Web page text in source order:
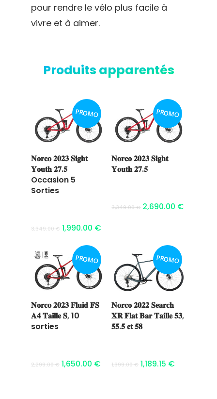
pour rendre le vélo plus facile à
vivre et à aimer.
Produits apparentés
PROMO
Ajouter au
panier
𝐍𝐨𝐫𝐜𝐨 𝟐𝟎𝟐𝟑 𝐒𝐢𝐠𝐡𝐭
𝐘𝐨𝐮𝐭𝐡 𝟐𝟕.𝟓
Occasion 5
Sorties
3,349.00€ 1,990.00 €
PROMO
Ajouter au
𝐍𝐨𝐫𝐜𝐨 𝟐𝟎𝟐𝟑 𝐒𝐢𝐠𝐡𝐭
𝐘𝐨𝐮𝐭𝐡 𝟐𝟕.𝟓
3,349.00€ 2,690.00 €
PROMO
Ajouter au
panier
𝐍𝐨𝐫𝐜𝐨 𝟐𝟎𝟐𝟑 𝐅𝐥𝐮𝐢𝐝 𝐅𝐒
𝐀𝟒 𝐓𝐚𝐢𝐥𝐥𝐞 𝐒, 10
sorties
2,299.00€ 1,650.00 €
PROMO
Ajouter au
panier
𝐍𝐨𝐫𝐜𝐨 𝟐𝟎𝟐𝟐 𝐒𝐞𝐚𝐫𝐜𝐡
𝐗𝐑 𝐅𝐥𝐚𝐭 𝐁𝐚𝐫 𝐓𝐚𝐢𝐥𝐥𝐞 𝟓𝟑,
𝟓𝟓.𝟓 𝐞𝐭 𝟓𝟖
1,399.00€ 1,189.15 €